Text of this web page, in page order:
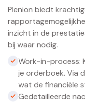
Plenion biedt
inzicht in de
bij waar nodig.
Work-in-process:
je orderboek. Via
wat de financiële
Gedetailleerde